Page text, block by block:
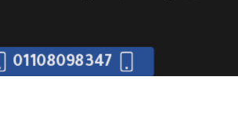
01108098347